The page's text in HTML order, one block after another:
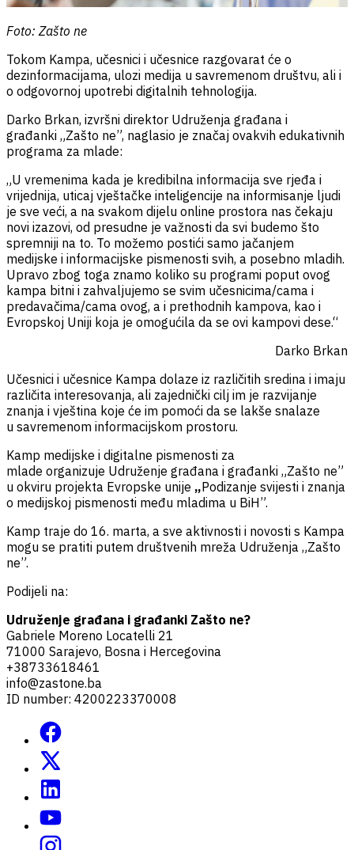
Foto: Zašto ne
Tokom Kampa, učesnici i učesnice razgovarat će o
dezinformacijama, ulozi medija u savremenom društvu, ali i
o odgovornoj upotrebi digitalnih tehnologija.
Darko Brkan, izvršni direktor Udruženja građana i
građanki „Zašto ne”, naglasio je značaj ovakvih edukativnih
programa za mlade:
„U vremenima kada je kredibilna informacija sve rjeđa i
vrijednija, uticaj vještačke inteligencije na informisanje ljudi
je sve veći, a na svakom dijelu online prostora nas čekaju
novi izazovi, od presudne je važnosti da svi budemo što
spremniji na to. To možemo postići samo jačanjem
medijske i informacijske pismenosti svih, a posebno mladih.
Upravo zbog toga znamo koliko su programi poput ovog
kampa bitni i zahvaljujemo se svim učesnicima/cama i
predavačima/cama ovog, a i prethodnih kampova, kao i
Evropskoj Uniji koja je omogućila da se ovi kampovi dese.“
Darko Brkan
Učesnici i učesnice Kampa dolaze iz različitih sredina i imaju
različita interesovanja, ali zajednički cilj im je razvijanje
znanja i vještina koje će im pomoći da se lakše snalaze
u savremenom informacijskom prostoru.
Kamp medijske i digitalne pismenosti za
mlade organizuje Udruženje građana i građanki „Zašto ne”
u okviru projekta Evropske unije „Podizanje svijesti i znanja
o medijskoj pismenosti među mladima u BiH”.
Kamp traje do 16. marta, a sve aktivnosti i novosti s Kampa
mogu se pratiti putem društvenih mreža Udruženja „Zašto
ne”.
Podijeli na:
Udruženje građana i građanki Zašto ne?
Gabriele Moreno Locatelli 21
71000 Sarajevo, Bosna i Hercegovina
+38733618461
info@zastone.ba
ID number: 4200223370008